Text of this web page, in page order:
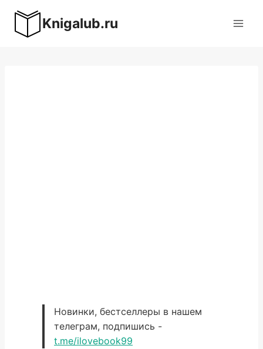
содержимому
Knigalub.ru
Новинки, бестселлеры в нашем
телеграм, подпишись -
t.me/ilovebook99